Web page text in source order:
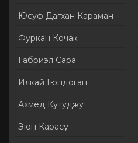
Юсуф Дагхан Караман
Фуркан Кочак
Габриэл Сара
Илкай Гюндоган
Ахмед Кутуджу
Эюп Карасу